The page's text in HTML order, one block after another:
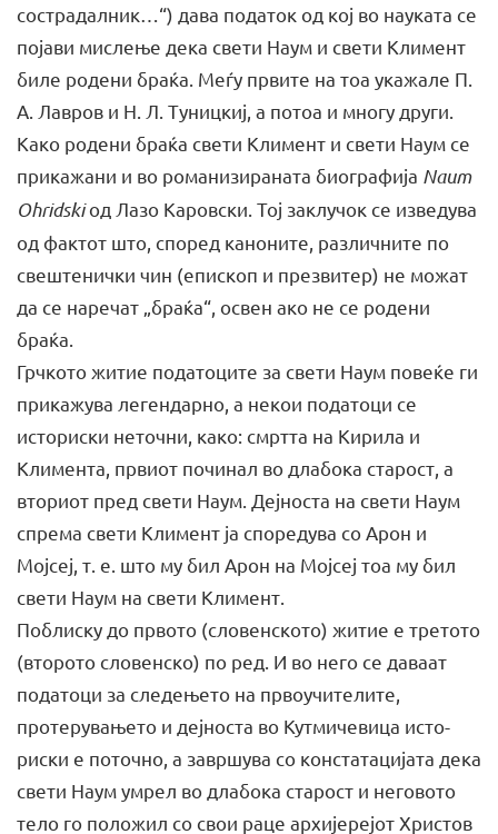
сострадал­ник…“) дава податок од кој во науката се
појави мислење дека свети Наум и свети Климент
биле родени браќа. Меѓу првите на тоа укажале П.
А. Лавров и Н. Л. Туницкиј, а потоа и многу дру­ги.
Како родени браќа свети Климент и свети Наум се
прикажани и во романизираната биографија Naum
Ohridskiод Лазо Каров­ски. Тој заклучок се изведува
од фактот што, според каноните, различните по
свештенички чин (епископ и презвитер) не можат
да се наречат „браќа“, освен ако не се родени
браќа.
Грчкото житие податоците за свети Наум повеќе ги
прика­жува легендарно, а некои податоци се
историски неточни, како: смртта на Кирила и
Климента, првиот починал во длабока ста­рост, а
вториот пред свети Наум. Дејноста на свети Наум
спрема свети Климент ја споредува со Арон и
Мојсеј, т. е. што му бил Арон на Мојсеј тоа му бил
свети Наум на свети Климент.
Поблиску до првото (словенското) житие е третото
(второто словенско) по ред. И во него се даваат
податоци за следењето на првоучителите,
протерувањето и дејноста во Кутмичевица исто­
риски е поточно, а завршува со констатацијата дека
свети Наум умрел во длабока старост и неговото
тело го положил со свои раце архијерејот Христов